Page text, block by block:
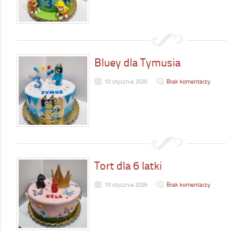
Bluey dla Tymusia
10 stycznia 2026 Brak komentarzy
Tort dla 6 latki
10 stycznia 2026 Brak komentarzy